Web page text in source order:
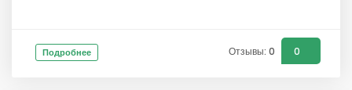
Подробнее Отзывы: 0 0